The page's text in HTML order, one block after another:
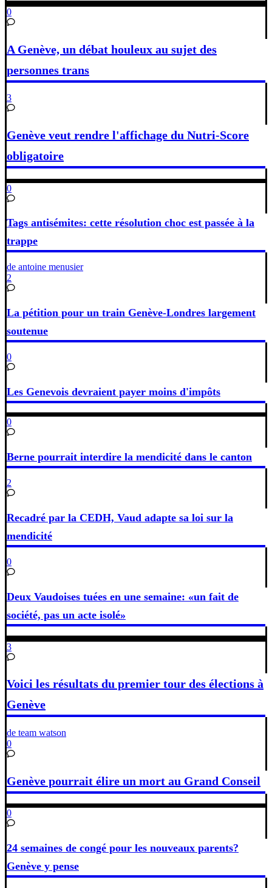
0
A Genève, un débat houleux au sujet des
personnes trans
3
Genève veut rendre l'affichage du Nutri-Score
obligatoire
0
Tags antisémites: cette résolution choc est passée à la
trappe
de antoine menusier
2
La pétition pour un train Genève-Londres largement
soutenue
0
Les Genevois devraient payer moins d'impôts
0
Berne pourrait interdire la mendicité dans le canton
2
Recadré par la CEDH, Vaud adapte sa loi sur la
mendicité
0
Deux Vaudoises tuées en une semaine: «un fait de
société, pas un acte isolé»
3
Voici les résultats du premier tour des élections à
Genève
de team watson
0
Genève pourrait élire un mort au Grand Conseil
0
24 semaines de congé pour les nouveaux parents?
Genève y pense